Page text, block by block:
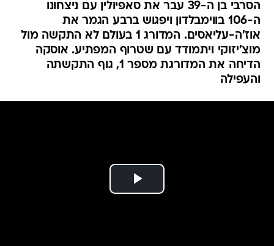
הסרבי בן ה-39 עבר את סאפיולין עם ניצחונו
ה-106 בווימבלדון ויפגוש ברבע הגמר את
אוז'ה-עליאסים. המדורג 1 בעולם לא התקשה מול
מוצ'יזוקי ויתמודד עם שטרוף המפתיע. אוסקה
הדיחה את המדורגת מספר 1, גוף התקשתה
והעפילה